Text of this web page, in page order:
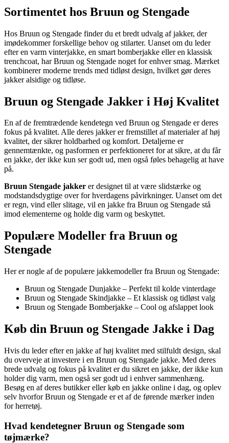
Sortimentet hos Bruun og Stengade
Hos Bruun og Stengade finder du et bredt udvalg af jakker, der
imødekommer forskellige behov og stilarter. Uanset om du leder
efter en varm vinterjakke, en smart bomberjakke eller en klassisk
trenchcoat, har Bruun og Stengade noget for enhver smag. Mærket
kombinerer moderne trends med tidløst design, hvilket gør deres
jakker alsidige og tidløse.
Bruun og Stengade Jakker i Høj Kvalitet
En af de fremtrædende kendetegn ved Bruun og Stengade er deres
fokus på kvalitet. Alle deres jakker er fremstillet af materialer af høj
kvalitet, der sikrer holdbarhed og komfort. Detaljerne er
gennemtænkte, og pasformen er perfektioneret for at sikre, at du får
en jakke, der ikke kun ser godt ud, men også føles behagelig at have
på.
Bruun Stengade jakker er designet til at være slidstærke og
modstandsdygtige over for hverdagens påvirkninger. Uanset om det
er regn, vind eller slitage, vil en jakke fra Bruun og Stengade stå
imod elementerne og holde dig varm og beskyttet.
Populære Modeller fra Bruun og
Stengade
Her er nogle af de populære jakkemodeller fra Bruun og Stengade:
Bruun og Stengade Dunjakke – Perfekt til kolde vinterdage
Bruun og Stengade Skindjakke – Et klassisk og tidløst valg
Bruun og Stengade Bomberjakke – Cool og afslappet look
Køb din Bruun og Stengade Jakke i Dag
Hvis du leder efter en jakke af høj kvalitet med stilfuldt design, skal
du overveje at investere i en Bruun og Stengade jakke. Med deres
brede udvalg og fokus på kvalitet er du sikret en jakke, der ikke kun
holder dig varm, men også ser godt ud i enhver sammenhæng.
Besøg en af deres butikker eller køb en jakke online i dag, og oplev
selv hvorfor Bruun og Stengade er et af de førende mærker inden
for herretøj.
Hvad kendetegner Bruun og Stengade som
tøjmærke?